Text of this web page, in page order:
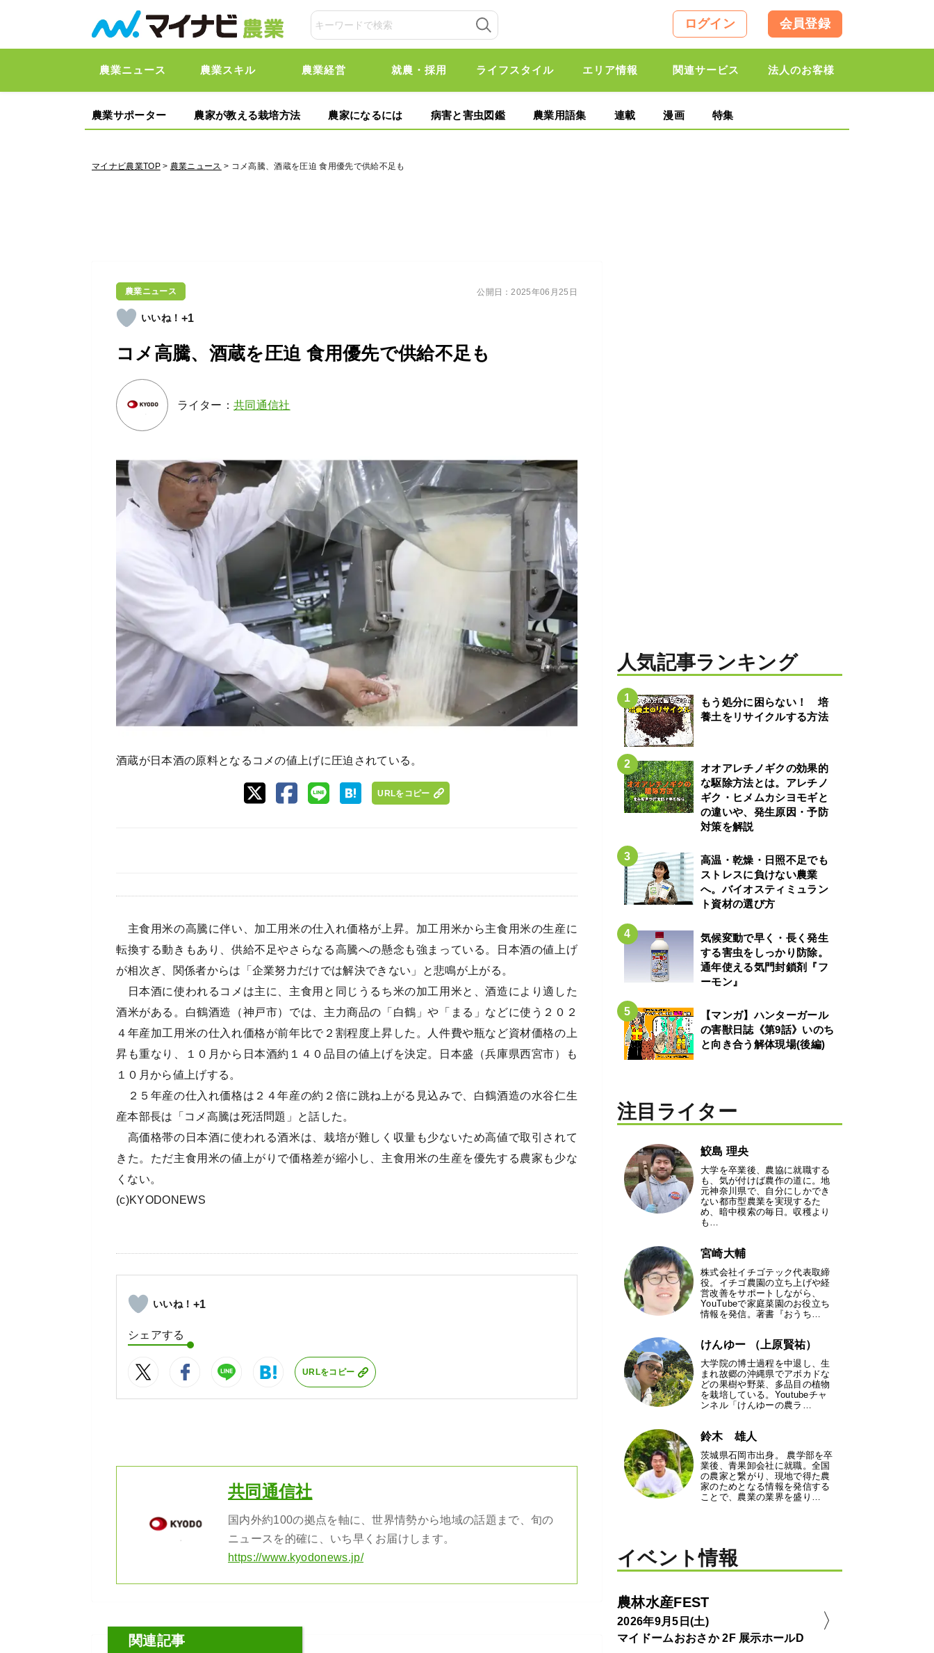
ログイン 会員登録
農業ニュース 農業スキル 農業経営 就農・採用 ライフスタイル エリア情報 関連サービス 法人のお客様
農業サポーター 農家が教える栽培方法 農家になるには 病害と害虫図鑑 農業用語集 連載 漫画 特集
マイナビ農業TOP> 農業ニュース > コメ高騰、酒蔵を圧迫 食用優先で供給不足も
農業ニュース
+1
コメ高騰、酒蔵を圧迫 食用優先で供給不足も
ライター：共同通信社
公開日：2025年06月25日
酒蔵が日本酒の原料となるコメの値上げに圧迫されている。
URLをコピー
主食用米の高騰に伴い、加工用米の仕入れ価格が上昇。加工用米から主食用米の生産に
転換する動きもあり、供給不足やさらなる高騰への懸念も強まっている。日本酒の値上げ
が相次ぎ、関係者からは「企業努力だけでは解決できない」と悲鳴が上がる。
日本酒に使われるコメは主に、主食用と同じうるち米の加工用米と、酒造により適した
酒米がある。白鶴酒造（神戸市）では、主力商品の「白鶴」や「まる」などに使う２０２
４年産加工用米の仕入れ価格が前年比で２割程度上昇した。人件費や瓶など資材価格の上
昇も重なり、１０月から日本酒約１４０品目の値上げを決定。日本盛（兵庫県西宮市）も
１０月から値上げする。
２５年産の仕入れ価格は２４年産の約２倍に跳ね上がる見込みで、白鶴酒造の水谷仁生
産本部長は「コメ高騰は死活問題」と話した。
高価格帯の日本酒に使われる酒米は、栽培が難しく収量も少ないため高値で取引されて
きた。ただ主食用米の値上がりで価格差が縮小し、主食用米の生産を優先する農家も少な
くない。
(c)KYODONEWS
+1
シェアする
URLをコピー
共同通信社
国内外約100の拠点を軸に、世界情勢から地域の話題まで、旬の
ニュースを的確に、いち早くお届けします。
https://www.kyodonews.jp/
関連記事
人気記事ランキング
もう処分に困らない！ 培
養土をリサイクルする方法
オオアレチノギクの効果的
な駆除方法とは。アレチノ
ギク・ヒメムカシヨモギと
の違いや、発生原因・予防
対策を解説
高温・乾燥・日照不足でも
ストレスに負けない農業
へ。バイオスティミュラン
ト資材の選び方
気候変動で早く・長く発生
する害虫をしっかり防除。
通年使える気門封鎖剤『フ
ーモン』
【マンガ】ハンターガール
の害獣日誌《第9話》いのち
と向き合う解体現場(後編)
注目ライター
鮫島 理央
大学を卒業後、農協に就職する
も、気が付けば農作の道に。地
元神奈川県で、自分にしかでき
ない都市型農業を実現するた
め、暗中模索の毎日。収穫より
も…
宮崎大輔
株式会社イチゴテック代表取締
役。イチゴ農園の立ち上げや経
営改善をサポートしながら、
YouTubeで家庭菜園のお役立ち
情報を発信。著書『おうち…
けんゆー （上原賢祐）
大学院の博士過程を中退し、生
まれ故郷の沖縄県でアボカドな
どの果樹や野菜、多品目の植物
を栽培している。Youtubeチャ
ンネル「けんゆーの農ラ…
鈴木 雄人
茨城県石岡市出身。 農学部を卒
業後、青果卸会社に就職。全国
の農家と繋がり、現地で得た農
家のためとなる情報を発信する
ことで、農業の業界を盛り…
イベント情報
農林水産FEST
2026年9月5日(土)
マイドームおおさか 2F 展示ホールD